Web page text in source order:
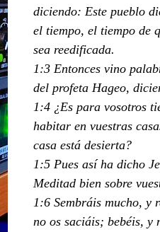
diciendo: Este pueblo
el tiempo, el tiempo de
sea reedificada.
1:3 Entonces vino
del profeta Hageo,
1:4 ¿Es para vosotros
habitar en vuestras
casa está desierta?
1:5 Pues así ha dicho
Meditad bien sobre
1:6 Sembráis mucho, y
no os saciáis; bebéis, y